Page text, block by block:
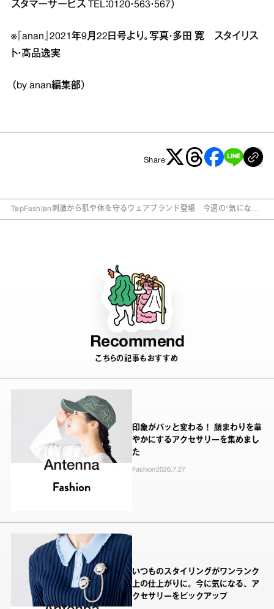
スタマーサービス TEL：0120・563・567）
※『anan』2021年9月22日号より。写真・多田 寛 スタイリス
ト・髙品逸実
（by anan編集部）
Share
TopFashion 刺激から肌や体を守るウェアブランド登場 今週の“気になる
Recommend
こちらの記事もおすすめ
印象がパッと変わる！ 顔まわりを華
やかにするアクセサリーを集めまし
た
Fashion2026.7.27
いつものスタイリングがワンランク
上の仕上がりに。今に気になる、ア
クセサリーをピックアップ